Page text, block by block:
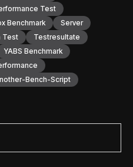
Test
Benchmark
Server
Test
Testresultate
YABS Benchmark
Bench-Script